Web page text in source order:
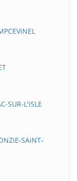
SUR-L'iSLE
SAiNT-